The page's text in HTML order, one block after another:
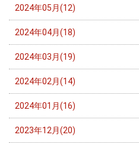
2024年05月(12)
2024年04月(18)
2024年03月(19)
2024年02月(14)
2024年01月(16)
2023年12月(20)